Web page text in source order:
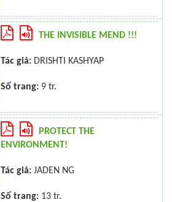
THE INVISIBLE MEND !!!
Tác giả: DRISHTI KASHYAP
Số trang: 9 tr.
PROTECT THE
ENVIRONMENT!
Tác giả: JADEN NG
Số trang: 13 tr.